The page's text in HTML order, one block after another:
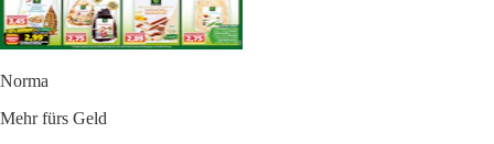
Norma
Mehr fürs Geld